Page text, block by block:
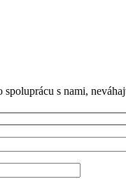
s nami,